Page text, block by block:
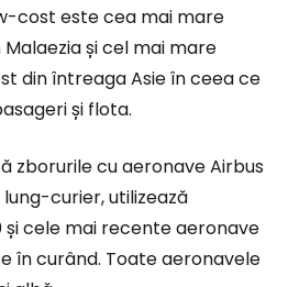
cost este cea mai mare
și cel mai mare
din întreaga Asie în ceea ce
și flota.
zborurile cu aeronave Airbus
lung-curier, utilizează
și cele mai recente aeronave
în curând. Toate aeronavele